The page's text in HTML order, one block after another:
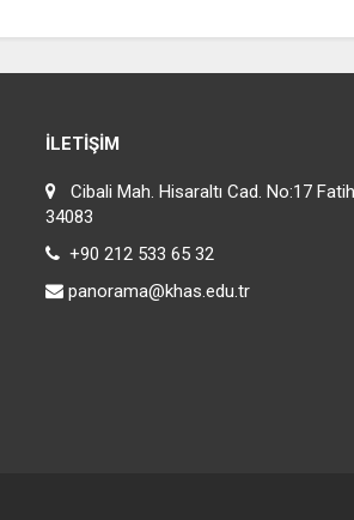
İLETIŞIM
Cibali Mah. Hisaraltı Cad. No:17
34083
+90 212 533 65 32
panorama@khas.edu.tr